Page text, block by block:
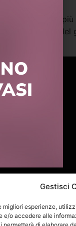
Gestisci
migliori esperienze,
e/o accedere alle
La parte
A seconda del